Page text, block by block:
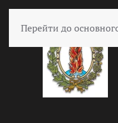
Перейти до